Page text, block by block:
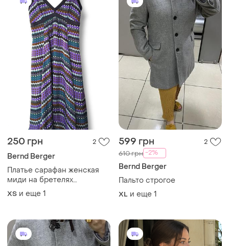
250 грн 2
Bernd Berger
Платье сарафан женская
миди на бретелях
свободное расклешенное
100% шелк malen berger xs
ХS и еще 1
599 грн 2
610 грн -2%
Bernd Berger
Пальто строгое
XL и еще 1